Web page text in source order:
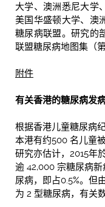
大学、澳洲悉尼大学
美国华盛顿大学、澳
糖尿病联盟。研究的
联盟糖尿病地图集（第
附件
有关香港的糖尿病发
根据香港儿童糖尿病
本港有约500 名儿童
研究亦估计，2015年
逾 42,000 宗糖尿病
尿病，即占0.5%。但
为 2 型糖尿病，有关